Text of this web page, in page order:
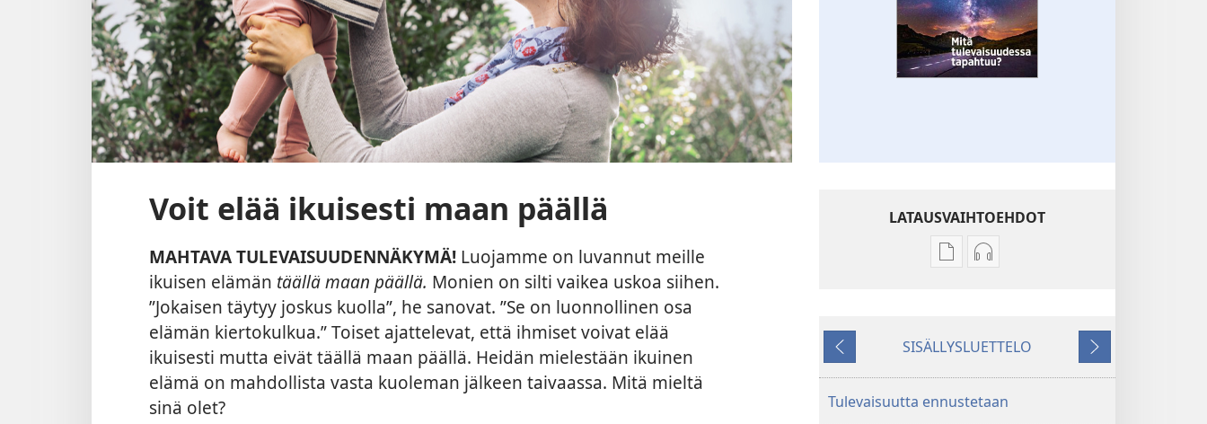
Voit elää ikuisesti maan päällä
MAHTAVA TULEVAISUUDENNÄKYMÄ! Luojamme on luvannut meille
ikuisen elämän täällä maan päällä. Monien on silti vaikea uskoa siihen.
”Jokaisen täytyy joskus kuolla”, he sanovat. ”Se on luonnollinen osa
elämän kiertokulkua.” Toiset ajattelevat, että ihmiset voivat elää
ikuisesti mutta eivät täällä maan päällä. Heidän mielestään ikuinen
elämä on mahdollista vasta kuoleman jälkeen taivaassa. Mitä mieltä
sinä olet?
LATAUSVAIHTOEHDOT
Julkaisujen
tulevaisuudessa
Äänitteiden
tulevaisuudessa
Edellinen
SISÄLLYSLUETTELO
Seuraava
Tulevaisuutta ennustetaan